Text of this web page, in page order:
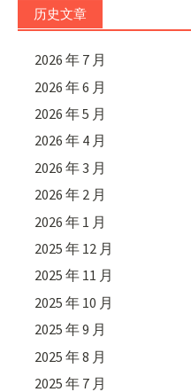
历史文章
2026 年 7 月
2026 年 6 月
2026 年 5 月
2026 年 4 月
2026 年 3 月
2026 年 2 月
2026 年 1 月
2025 年 12 月
2025 年 11 月
2025 年 10 月
2025 年 9 月
2025 年 8 月
2025 年 7 月